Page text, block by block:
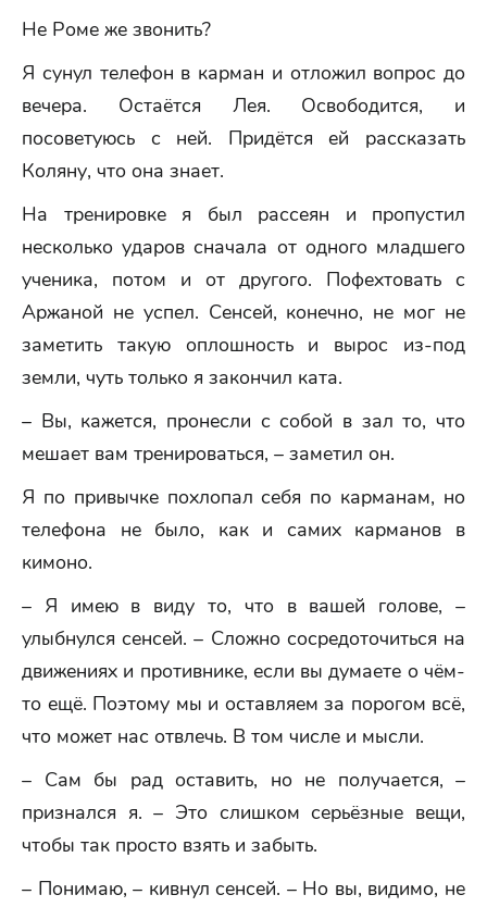
Не Роме же звонить?
Я сунул телефон в карман и отложил вопрос до
вечера. Остаётся Лея. Освободится, и
посоветуюсь с ней. Придётся ей рассказать
Коляну, что она знает.
На тренировке я был рассеян и пропустил
несколько ударов сначала от одного младшего
ученика, потом и от другого. Пофехтовать с
Аржаной не успел. Сенсей, конечно, не мог не
заметить такую оплошность и вырос из-под
земли, чуть только я закончил ката.
– Вы, кажется, пронесли с собой в зал то, что
мешает вам тренироваться, – заметил он.
Я по привычке похлопал себя по карманам, но
телефона не было, как и самих карманов в
кимоно.
– Я имею в виду то, что в вашей голове, –
улыбнулся сенсей. – Сложно сосредоточиться на
движениях и противнике, если вы думаете о чём-
то ещё. Поэтому мы и оставляем за порогом всё,
что может нас отвлечь. В том числе и мысли.
– Сам бы рад оставить, но не получается, –
признался я. – Это слишком серьёзные вещи,
чтобы так просто взять и забыть.
– Понимаю, – кивнул сенсей. – Но вы, видимо, не